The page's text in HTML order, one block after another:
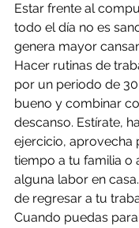
Estar frente al
todo el día no es
genera mayor
Hacer rutinas de
por un periodo de
bueno y combinar
descanso. Estírate,
ejercicio, aprovecha
tiempo a tu familia o
alguna labor en
de regresar a tu
Cuando puedas